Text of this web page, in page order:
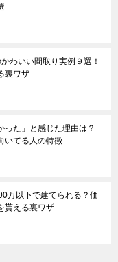
わいい間取り実例９選！
裏ワザ
った」と感じた理由は？
いてる人の特徴
万以下で建てられる？価
貰える裏ワザ